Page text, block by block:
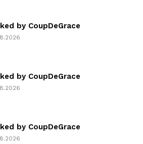
by CoupDeGrace
by CoupDeGrace
by CoupDeGrace